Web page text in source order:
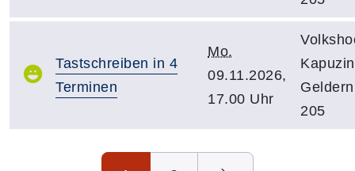
Tastschreiben in 4
Terminen
Mo.
09.11.2026,
17.00 Uhr
205